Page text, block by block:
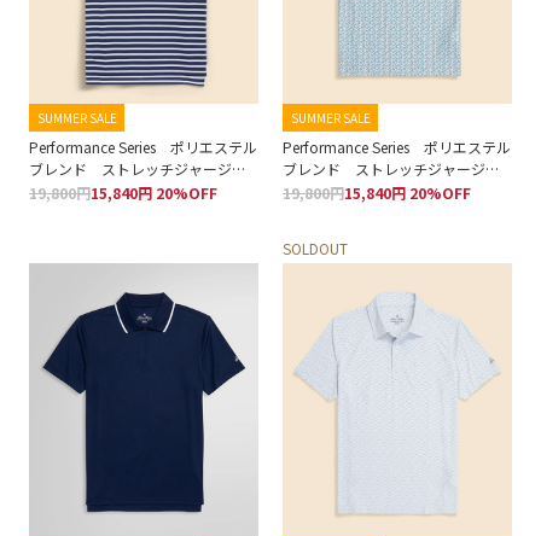
SUMMER SALE
Performance Series ポリエステル
ブレンド ストレッチジャージ
ー BB#1ストライプ ポロシャツ
19,800円15,840円 20%OFF
SUMMER SALE
Performance Series ポリエステル
ブレンド ストレッチジャージ
ー マリーンプリント ポロシャ
19,800円15,840円 20%OFF
SOLDOUT